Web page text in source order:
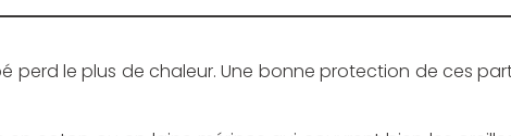
perd le plus de chaleur. Une bonne protection de ces